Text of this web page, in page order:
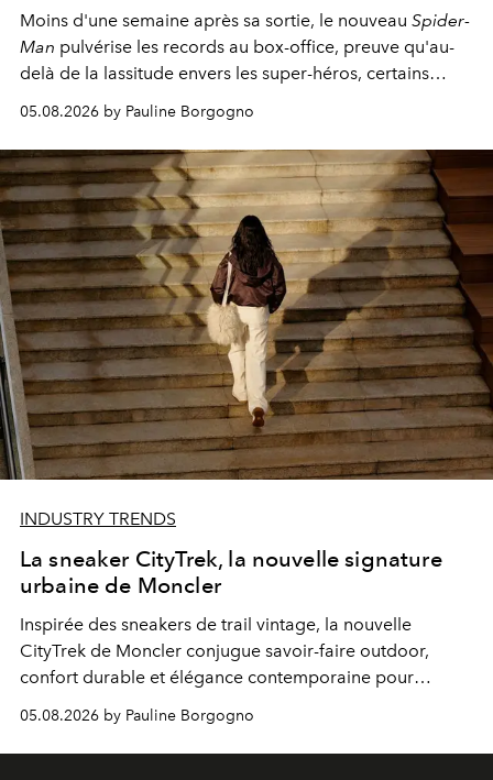
Moins d'une semaine après sa sortie, le nouveau Spider-
Man pulvérise les records au box-office, preuve qu'au-
delà de la lassitude envers les super-héros, certains
personnages continuent de susciter une ferveur intacte.
05.08.2026 by Pauline Borgogno
INDUSTRY TRENDS
La sneaker CityTrek, la nouvelle signature
urbaine de Moncler
Inspirée des sneakers de trail vintage, la nouvelle
CityTrek de Moncler conjugue savoir-faire outdoor,
confort durable et élégance contemporaine pour
accompagner les explorations du quotidien.
05.08.2026 by Pauline Borgogno